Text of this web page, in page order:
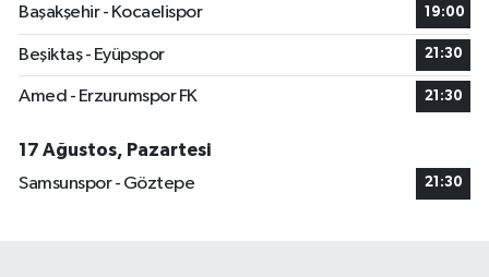
Başakşehir - Kocaelispor
19:00
Beşiktaş - Eyüpspor 21:30
Amed - Erzurumspor FK 21:30
17 Ağustos, Pazartesi
Samsunspor - Göztepe
21:30